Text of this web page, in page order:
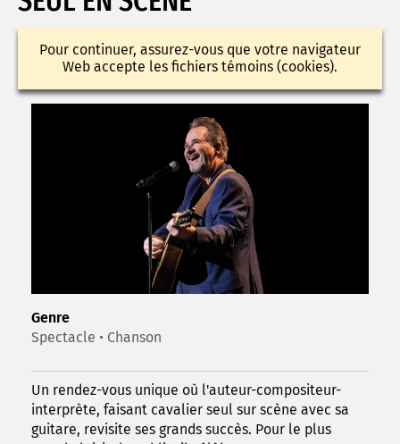
Pour continuer, assurez-vous que votre navigateur
Web accepte les fichiers témoins (cookies).
Genre
Spectacle • Chanson
Un rendez-vous unique où l'auteur-compositeur-
interprète, faisant cavalier seul sur scène avec sa
guitare, revisite ses grands succès. Pour le plus